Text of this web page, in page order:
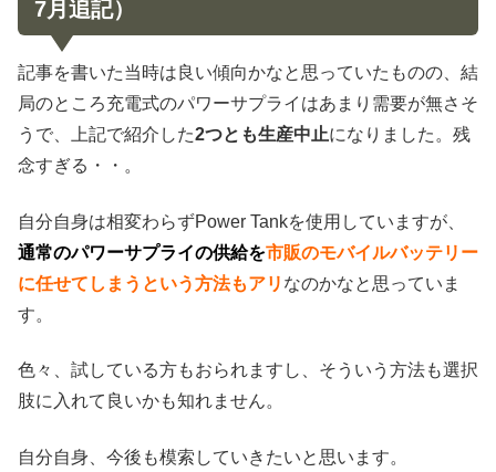
7月追記）
記事を書いた当時は良い傾向かなと思っていたものの、結
局のところ充電式のパワーサプライはあまり需要が無さそ
うで、上記で紹介した2つとも生産中止になりました。残
念すぎる・・。
自分自身は相変わらずPower Tankを使用していますが、
通常のパワーサプライの供給を市販のモバイルバッテリー
に任せてしまうという方法もアリ なのかなと思っていま
す。
色々、試している方もおられますし、そういう方法も選択
肢に入れて良いかも知れません。
自分自身、今後も模索していきたいと思います。